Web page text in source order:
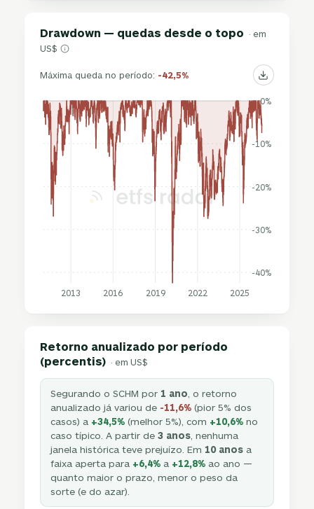
Drawdown — quedas desde o topo · em
US$
Máxima queda no período: -42,5%
-40%
-30%
-20%
-10%
0%
2013 2016 2019 2022 2025
Retorno anualizado por período
(percentis) · em US$
Segurando o SCHM por 1 ano , o retorno
anualizado já variou de -11,6% (pior 5% dos
casos) a +34,5% (melhor 5%), com +10,6% no
caso típico. A partir de3 anos , nenhuma
janela histórica teve prejuízo. Em 10 anos a
faixa aperta para +6,4% a +12,8% ao ano —
quanto maior o prazo, menor o peso da
sorte (e do azar).